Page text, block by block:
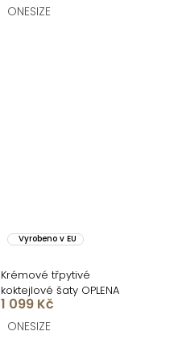
ONESIZE
Vyrobeno v EU
Krémové třpytivé
koktejlové šaty OPLENA
1 099 Kč
ONESIZE